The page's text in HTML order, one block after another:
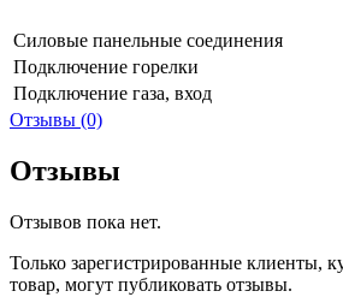
Силовые панельные соединения
Подключение горелки
Подключение газа, вход
Отзывы (0)
Отзывы
Отзывов пока нет.
Только зарегистрированные клиенты,
товар, могут публиковать отзывы.